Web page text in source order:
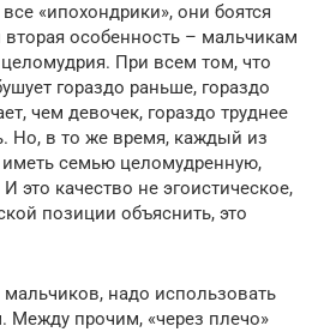
«ипохондрики», они боятся
особенность – мальчикам
При всем том, что
гораздо раньше, гораздо
чем девочек, гораздо труднее
Но, в то же время, каждый из
иметь семью целомудренную,
это качество не эгоистическое,
позиции объяснить, это
надо использовать
Между прочим, «через плечо»